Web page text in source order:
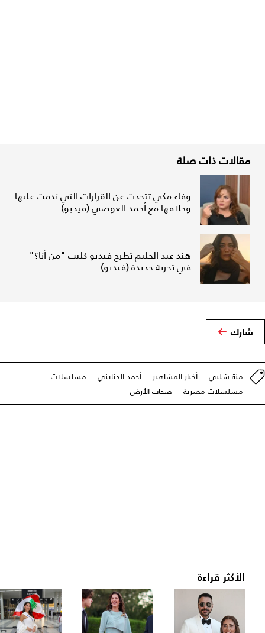
مقالات ذات صلة
وفاء مكي تتحدث عن القرارات التي ندمت عليها
وخلافها مع أحمد العوضي (فيديو)
هند عبد الحليم تطرح فيديو كليب "مَن أنا؟"
في تجربة جديدة (فيديو)
شارك
منة شلبي أخبار المشاهير أحمد الجنايني
مسلسلات
مسلسلات مصرية
صحاب الأرض
الأكثر قراءة